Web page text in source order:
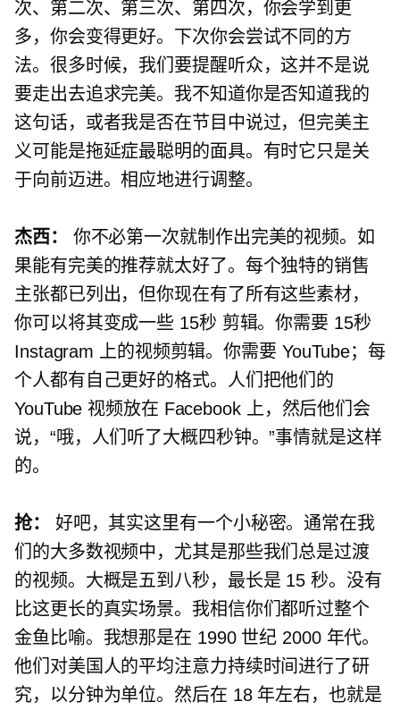
次、第二次、第三次、第四次，你会学到更
多，你会变得更好。下次你会尝试不同的方
法。很多时候，我们要提醒听众，这并不是说
要走出去追求完美。我不知道你是否知道我的
这句话，或者我是否在节目中说过，但完美主
义可能是拖延症最聪明的面具。有时它只是关
于向前迈进。相应地进行调整。
杰西：
你不必第一次就制作出完美的视频。如
果能有完美的推荐就太好了。每个独特的销售
主张都已列出，但你现在有了所有这些素材，
你可以将其变成一些 15秒 剪辑。你需要 15秒
Instagram 上的视频剪辑。你需要 YouTube；每
个人都有自己更好的格式。人们把他们的
YouTube 视频放在 Facebook 上，然后他们会
说，“哦，人们听了大概四秒钟。”事情就是这样
的。
抢：
好吧，其实这里有一个小秘密。通常在我
们的大多数视频中，尤其是那些我们总是过渡
的视频。大概是五到八秒，最长是 15 秒。没有
比这更长的真实场景。我相信你们都听过整个
金鱼比喻。我想那是在 1990 世纪 2000 年代。
他们对美国人的平均注意力持续时间进行了研
究，以分钟为单位。然后在 18 年左右，也就是